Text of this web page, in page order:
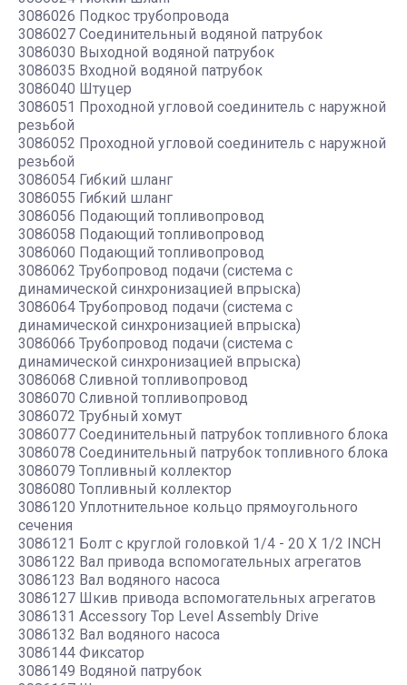
3086026 Подкос трубопровода
3086027 Соединительный водяной патрубок
3086030 Выходной водяной патрубок
3086035 Входной водяной патрубок
3086040 Штуцер
3086051 Проходной угловой соединитель с наружной
резьбой
3086052 Проходной угловой соединитель с наружной
резьбой
3086054 Гибкий шланг
3086055 Гибкий шланг
3086056 Подающий топливопровод
3086058 Подающий топливопровод
3086060 Подающий топливопровод
3086062 Трубопровод подачи (система с
динамической синхронизацией впрыска)
3086064 Трубопровод подачи (система с
динамической синхронизацией впрыска)
3086066 Трубопровод подачи (система с
динамической синхронизацией впрыска)
3086068 Сливной топливопровод
3086070 Сливной топливопровод
3086072 Трубный хомут
3086077 Соединительный патрубок топливного блока
3086078 Соединительный патрубок топливного блока
3086079 Топливный коллектор
3086080 Топливный коллектор
3086120 Уплотнительное кольцо прямоугольного
сечения
3086121 Болт с круглой головкой 1/4 - 20 X 1/2 INCH
3086122 Вал привода вспомогательных агрегатов
3086123 Вал водяного насоса
3086127 Шкив привода вспомогательных агрегатов
3086131 Accessory Top Level Assembly Drive
3086132 Вал водяного насоса
3086144 Фиксатор
3086149 Водяной патрубок